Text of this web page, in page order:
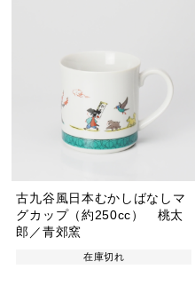
古九谷風日本むかしばなしマ
グカップ（約250cc） 桃太
郎／青郊窯
在庫切れ